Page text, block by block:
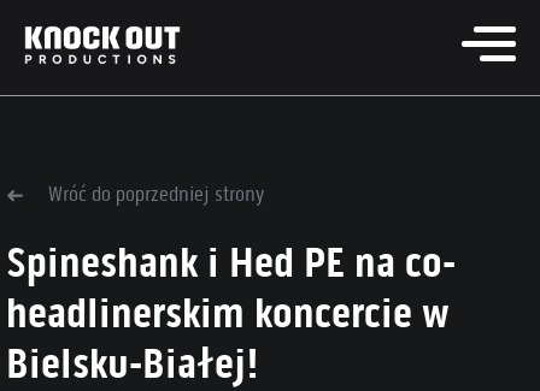
Wróć do poprzedniej strony
Spineshank i Hed PE na co-
headlinerskim koncercie w
Bielsku-Białej!